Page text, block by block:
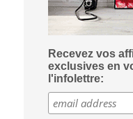
Recevez vos
exclusives en
l'infolettre: